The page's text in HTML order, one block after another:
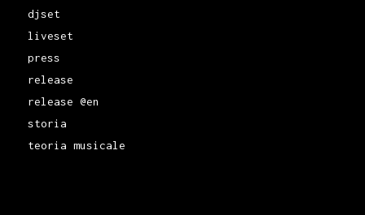
djset
liveset
press
release
release @en
storia
teoria musicale